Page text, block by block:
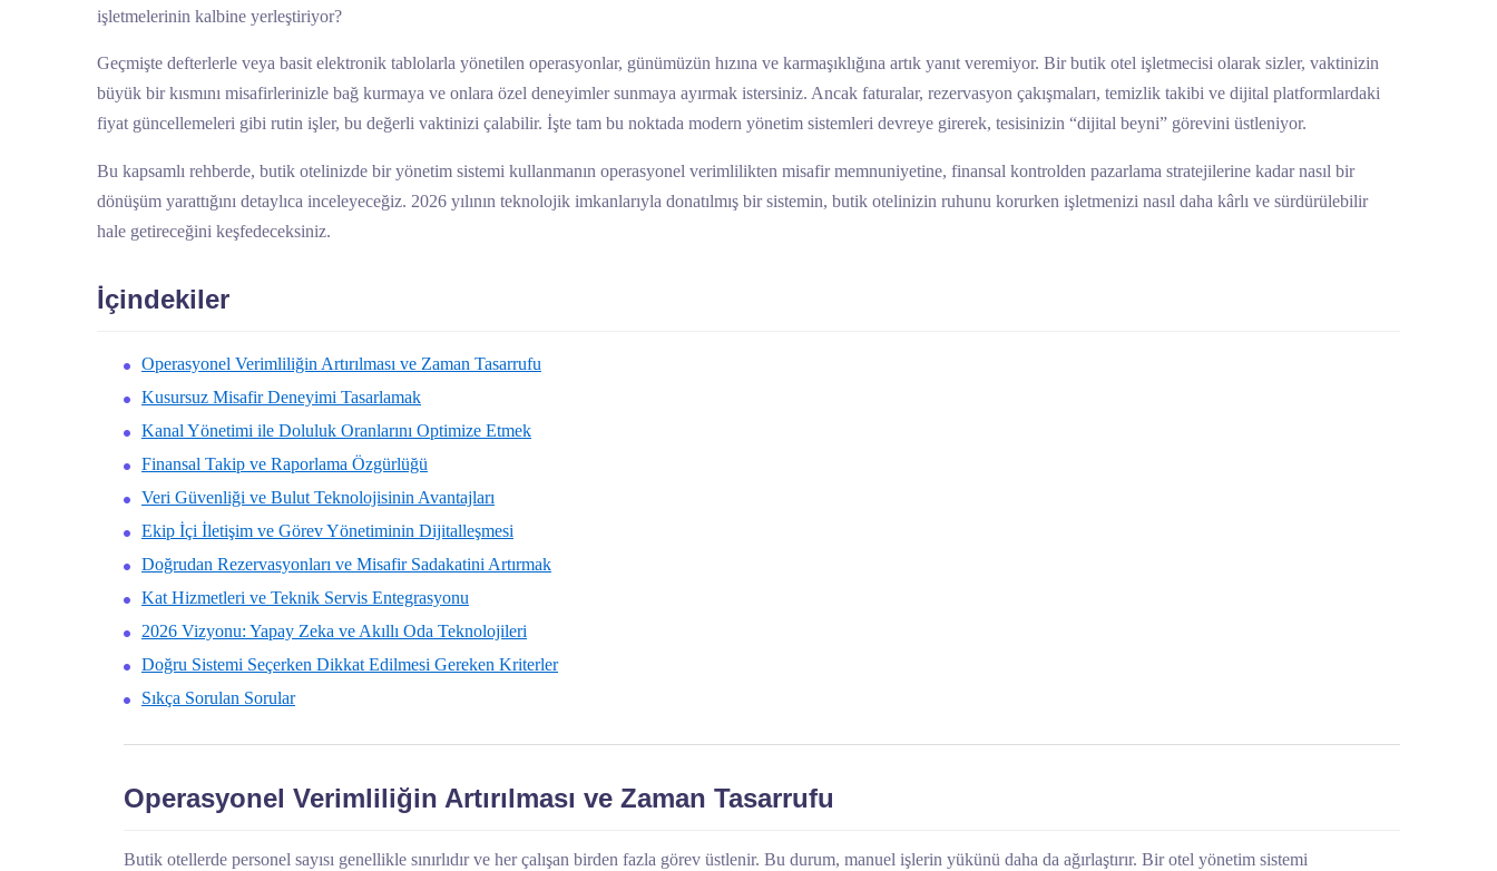
işletmelerinin kalbine yerleştiriyor?
Geçmişte defterlerle veya basit elektronik tablolarla yönetilen operasyonlar, günümüzün hızına ve karmaşıklığına artık yanıt veremiyor. Bir butik otel işletmecisi olarak sizler, vaktinizin
büyük bir kısmını misafirlerinizle bağ kurmaya ve onlara özel deneyimler sunmaya ayırmak istersiniz. Ancak faturalar, rezervasyon çakışmaları, temizlik takibi ve dijital platformlardaki
fiyat güncellemeleri gibi rutin işler, bu değerli vaktinizi çalabilir. İşte tam bu noktada modern yönetim sistemleri devreye girerek, tesisinizin “dijital beyni” görevini üstleniyor.
Bu kapsamlı rehberde, butik otelinizde bir yönetim sistemi kullanmanın operasyonel verimlilikten misafir memnuniyetine, finansal kontrolden pazarlama stratejilerine kadar nasıl bir
dönüşüm yarattığını detaylıca inceleyeceğiz. 2026 yılının teknolojik imkanlarıyla donatılmış bir sistemin, butik otelinizin ruhunu korurken işletmenizi nasıl daha kârlı ve sürdürülebilir
hale getireceğini keşfedeceksiniz.
İçindekiler
Operasyonel Verimliliğin Artırılması ve Zaman Tasarrufu
Kusursuz Misafir Deneyimi Tasarlamak
Kanal Yönetimi ile Doluluk Oranlarını Optimize Etmek
Finansal Takip ve Raporlama Özgürlüğü
Veri Güvenliği ve Bulut Teknolojisinin Avantajları
Ekip İçi İletişim ve Görev Yönetiminin Dijitalleşmesi
Doğrudan Rezervasyonları ve Misafir Sadakatini Artırmak
Kat Hizmetleri ve Teknik Servis Entegrasyonu
2026 Vizyonu: Yapay Zeka ve Akıllı Oda Teknolojileri
Doğru Sistemi Seçerken Dikkat Edilmesi Gereken Kriterler
Sıkça Sorulan Sorular
Operasyonel Verimliliğin Artırılması ve Zaman Tasarrufu
Butik otellerde personel sayısı genellikle sınırlıdır ve her çalışan birden fazla görev üstlenir. Bu durum, manuel işlerin yükünü daha da ağırlaştırır. Bir otel yönetim sistemi